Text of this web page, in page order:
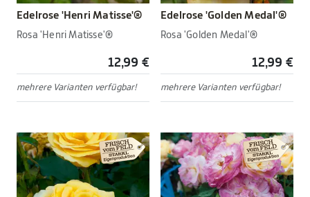
Edelrose 'Henri Matisse'®
Rosa 'Henri Matisse'®
12,99 €
mehrere Varianten verfügbar!
Edelrose 'Golden Medal'®
Rosa 'Golden Medal'®
12,99 €
mehrere Varianten verfügbar!